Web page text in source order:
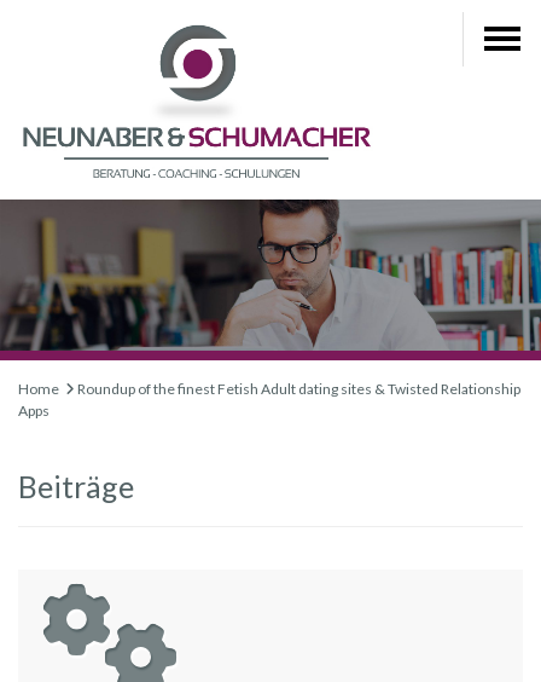
Home
Roundup of the finest Fetish Adult dating sites & Twisted Relationship
Apps
Beiträge